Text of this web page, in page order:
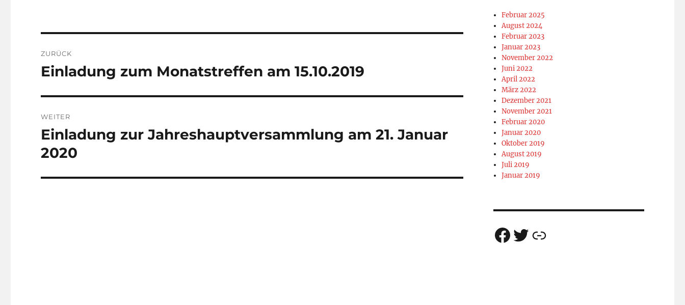
ZURÜCK
Vorheriger
Einladung zum Monatstreffen am 15.10.2019
WEITER
Nächster
Beitrag:
Einladung zur Jahreshauptversammlung am 21. Januar
2020
Februar 2025
August 2024
Februar 2023
Januar 2023
November 2022
Juni 2022
April 2022
März 2022
Dezember 2021
November 2021
Februar 2020
Januar 2020
Oktober 2019
August 2019
Juli 2019
Januar 2019
Facebook
Twitter
Rotes Netz Bayern